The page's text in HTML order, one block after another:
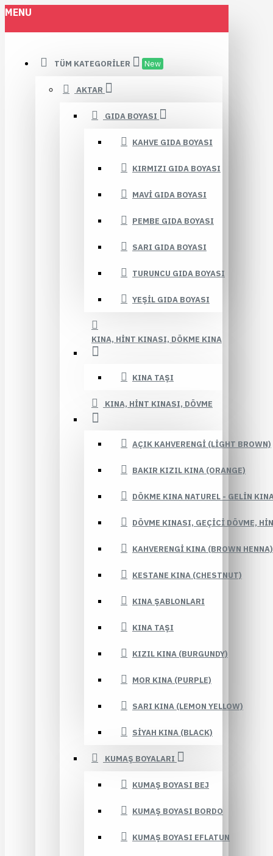
MENU
TÜM KATEGORILER New
AKTAR
GIDA BOYASI
KAHVE GIDA BOYASI
KIRMIZI GIDA BOYASI
MAVI GIDA BOYASI
PEMBE GIDA BOYASI
SARI GIDA BOYASI
TURUNCU GIDA BOYASI
YEŞIL GIDA BOYASI
KINA, HINT KINASI, DÖKME KINA
KINA TAŞI
KINA, HINT KINASI, DÖVME
AÇIK KAHVERENGI (LIGHT BROWN)
BAKIR KIZIL KINA (ORANGE)
DÖKME KINA NATUREL - GELIN
DÖVME KINASI, GEÇICI DÖVME,
KAHVERENGI KINA (BROWN HENNA)
KESTANE KINA (CHESTNUT)
KINA ŞABLONLARI
KINA TAŞI
KIZIL KINA (BURGUNDY)
MOR KINA (PURPLE)
SARI KINA (LEMON YELLOW)
SIYAH KINA (BLACK)
KUMAŞ BOYALARI
KUMAŞ BOYASI BEJ
KUMAŞ BOYASI BORDO
KUMAŞ BOYASI EFLATUN